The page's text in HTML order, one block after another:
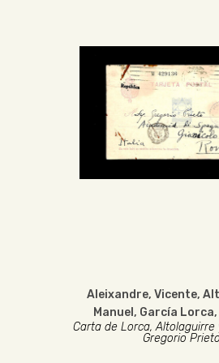
Aleixandre, Vicente,
Manuel , García
Carta de Lorca, Altolaguirre
Gregorio Prieto